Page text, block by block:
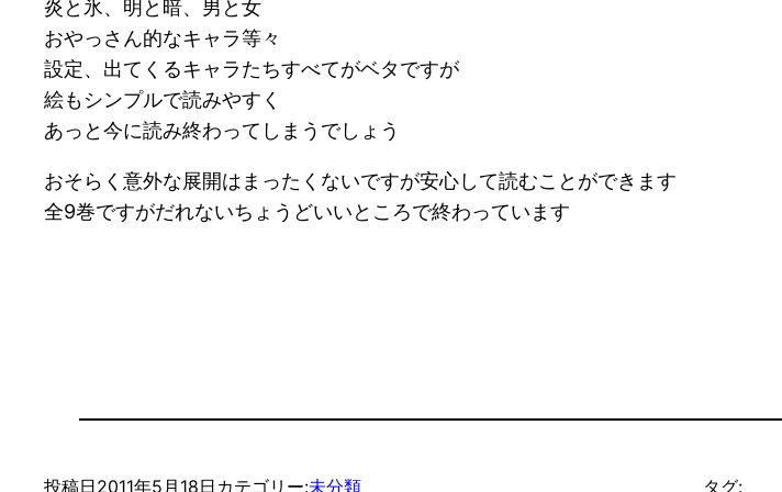
炎と氷、明と暗、男と女
おやっさん的なキャラ等々
設定、出てくるキャラたちすべてがベタですが
絵もシンプルで読みやすく
あっと今に読み終わってしまうでしょう
おそらく意外な展開はまったくないですが安心して読むことができます
全9巻ですがだれないちょうどいいところで終わっています
投稿日2011年5月18日 カテゴリー:未分類 タグ: